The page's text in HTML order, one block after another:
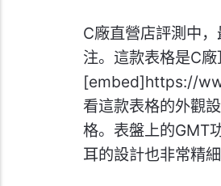
C廠直營店評測中
注。這款表格是C
[embed]https://
看這款表格的外觀
格。表盤上的GMT
耳的設計也非常精